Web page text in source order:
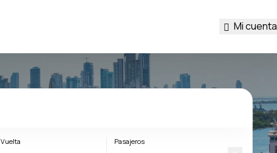
Mi cuenta
Vuelta Pasajeros